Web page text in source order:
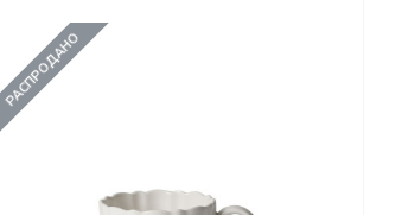
РАСПРОДАНО